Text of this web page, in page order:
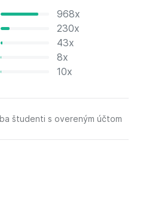
968x
230x
43x
8x
10x
študenti s overeným účtom